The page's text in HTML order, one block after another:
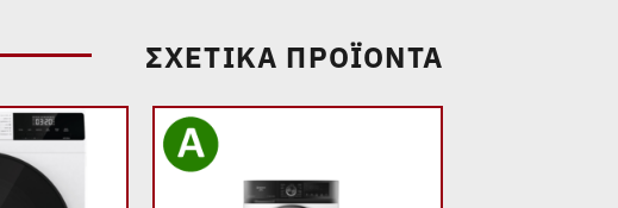
ΣΧΕΤΙΚΆ ΠΡΟΪΌΝΤΑ
wishlist